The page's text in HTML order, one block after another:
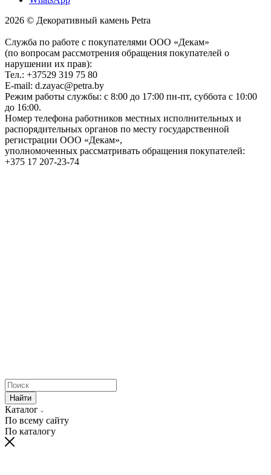
2026 © Декоративный камень Petra
Служба по работе с покупателями ООО «Декам»
(по вопросам рассмотрения обращения покупателей о
нарушении их прав):
Тел.: +37529 319 75 80
E-mail: d.zayac@petra.by
Режим работы службы: с 8:00 до 17:00 пн-пт, суббота с 10:00
до 16:00.
Номер телефона работников местных исполнительных и
распорядительных органов по месту государственной
регистрации ООО «Декам»,
уполномоченных рассматривать обращения покупателей:
+375 17 207-23-74
Найти
Каталог
По всему сайту
По каталогу